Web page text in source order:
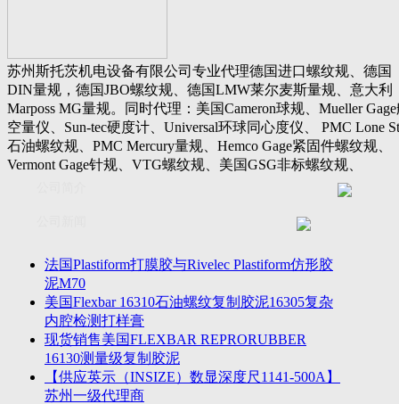
公司新闻
行业动态
设备展厅
资料下载
视频下载
资料下载
软件下载
苏州斯托茨机电设备有限公司专业代理德国进口螺纹规、德国
DIN量规，德国JBO螺纹规、德国LMW莱尔麦斯量规、意大利
Marposs MG量规。同时代理：美国Cameron球规、Mueller
空量仪、Sun-tec硬度计、Universal环球同心度仪、 PMC Lone
石油螺纹规、PMC Mercury量规、Hemco Gage紧固件螺纹规、
Vermont Gage针规、VTG螺纹规、美国GSG非标螺纹规、
Threadcheck航空螺纹规、 Westport医疗螺纹规、英国
惠氏螺纹规、Tru-thread石油螺纹规、美国Gagemaker单项仪，
士TESA测高仪、德国Mahr马尔粗糙度仪、数显深度尺、东精
影像仪、英国Zodiac gauge、英国Original Gauge螺纹规等。
法国Plastiform打膜胶与Rivelec Plastiform仿形胶
泥M70
美国Flexbar 16310石油螺纹复制胶泥16305复杂
内腔检测打样膏
现货销售美国FLEXBAR REPRORUBBER
16130测量级复制胶泥
【供应英示（INSIZE）数显深度尺1141-500A】
苏州一级代理商